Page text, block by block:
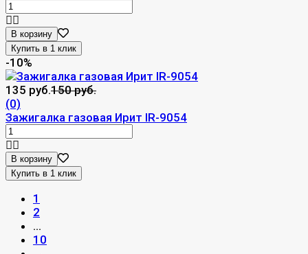
В корзину
-10%
135 руб.150 руб.
(0)
Зажигалка газовая Ирит IR-9054
В корзину
1
2
...
10